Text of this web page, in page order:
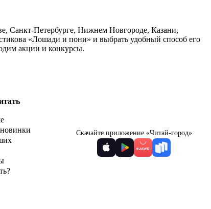
Санкт-Петербурге, Нижнем Новгороде, Казани,
«Лошади и пони» и выбрать удобный способ его
акции и конкурсы.
Скачайте приложение «Читай-город»